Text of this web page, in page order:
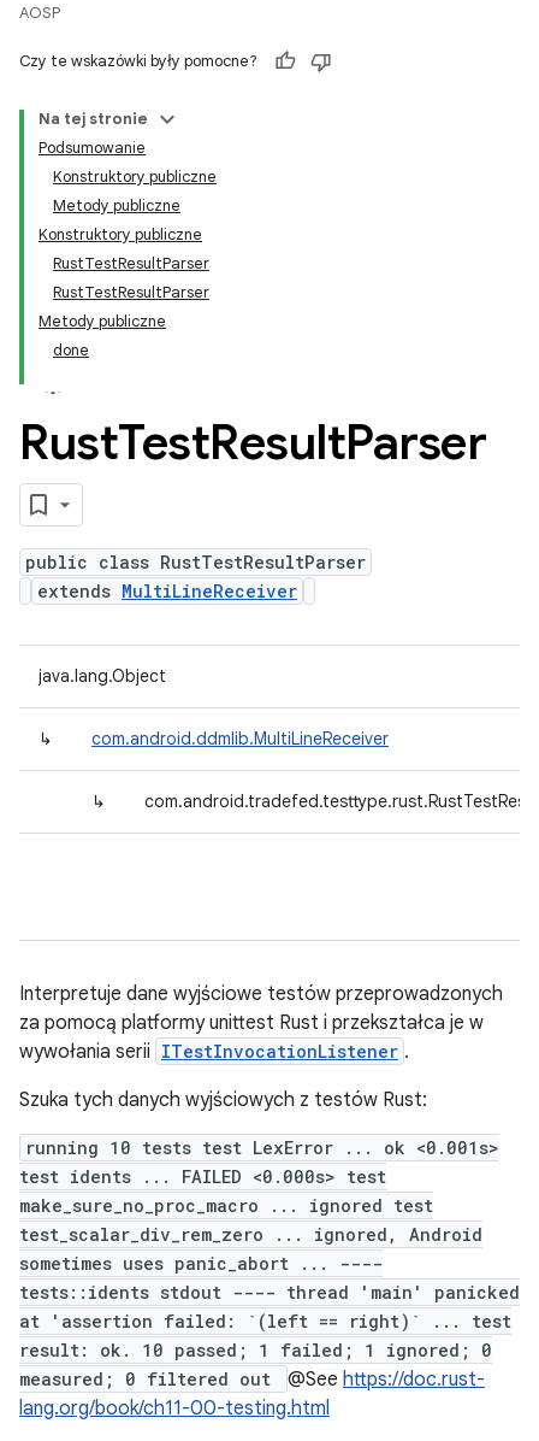
AOSP
Czy te wskazówki były pomocne?
Na tej stronie
Podsumowanie
Konstruktory publiczne
Metody publiczne
Konstruktory publiczne
RustTestResultParser
RustTestResultParser
Metody publiczne
done
RustTestResultParser
public class RustTestResultParser
extends MultiLineReceiver
java.lang.Object
↳ com.android.ddmlib.MultiLineReceiver
↳
Interpretuje dane wyjściowe testów przeprowadzonych
za pomocą platformy unittest Rust i przekształca je w
wywołania serii ITestInvocationListener .
Szuka tych danych wyjściowych z testów Rust:
running 10 tests test LexError ... ok <0.001s>
test idents ... FAILED <0.000s> test
make_sure_no_proc_macro ... ignored test
test_scalar_div_rem_zero ... ignored, Android
sometimes uses panic_abort ... ----
tests::idents stdout ---- thread 'main' panicked
at 'assertion failed: `(left == right)` ... test
result: ok. 10 passed; 1 failed; 1 ignored; 0
measured; 0 filtered out
@See https://doc.rust-
lang.org/book/ch11-00-testing.html